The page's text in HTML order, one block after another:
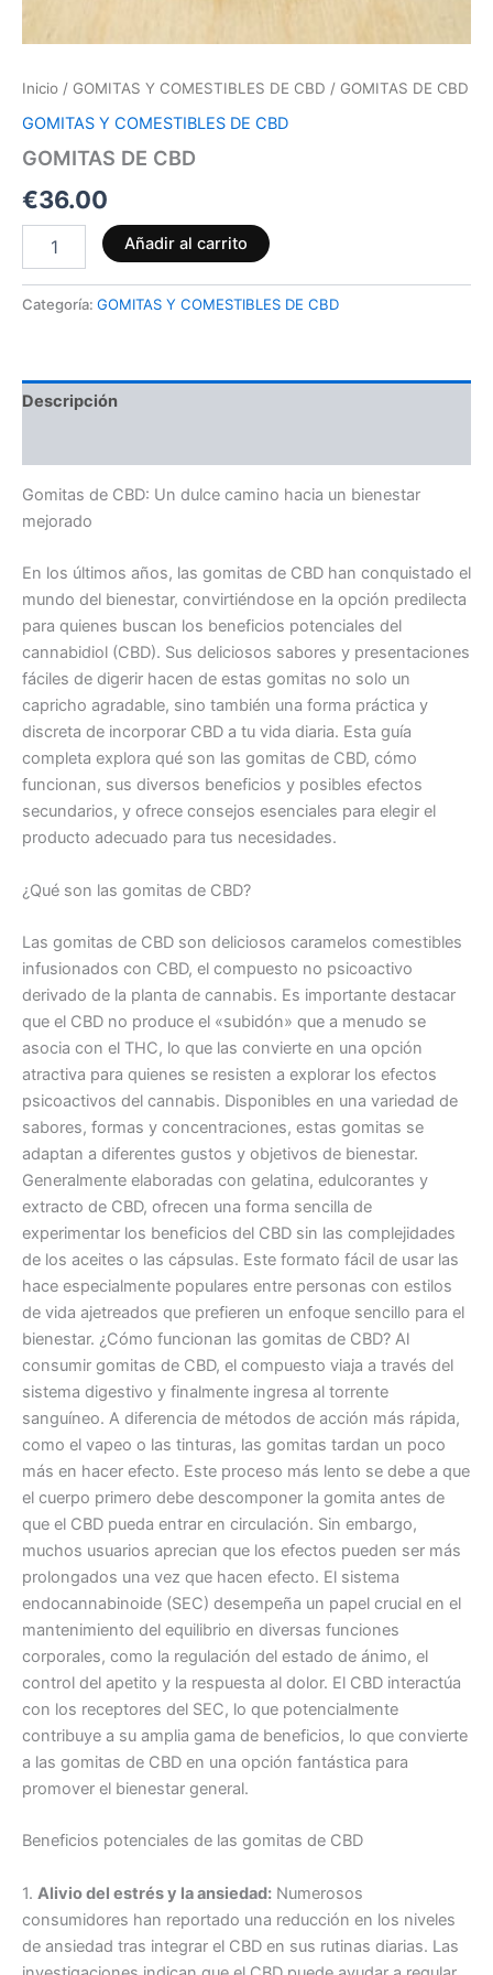
Inicio / GOMITAS Y COMESTIBLES DE CBD / GOMITAS DE CBD
GOMITAS Y COMESTIBLES DE CBD
GOMITAS DE CBD
€36.00
Añadir al carrito
Categoría: GOMITAS Y COMESTIBLES DE CBD
Descripción
Gomitas de CBD: Un dulce camino hacia un bienestar
mejorado
En los últimos años, las gomitas de CBD han conquistado el
mundo del bienestar, convirtiéndose en la opción predilecta
para quienes buscan los beneficios potenciales del
cannabidiol (CBD). Sus deliciosos sabores y presentaciones
fáciles de digerir hacen de estas gomitas no solo un
capricho agradable, sino también una forma práctica y
discreta de incorporar CBD a tu vida diaria. Esta guía
completa explora qué son las gomitas de CBD, cómo
funcionan, sus diversos beneficios y posibles efectos
secundarios, y ofrece consejos esenciales para elegir el
producto adecuado para tus necesidades.
¿Qué son las gomitas de CBD?
Las gomitas de CBD son deliciosos caramelos comestibles
infusionados con CBD, el compuesto no psicoactivo
derivado de la planta de cannabis. Es importante destacar
que el CBD no produce el «subidón» que a menudo se
asocia con el THC, lo que las convierte en una opción
atractiva para quienes se resisten a explorar los efectos
psicoactivos del cannabis. Disponibles en una variedad de
sabores, formas y concentraciones, estas gomitas se
adaptan a diferentes gustos y objetivos de bienestar.
Generalmente elaboradas con gelatina, edulcorantes y
extracto de CBD, ofrecen una forma sencilla de
experimentar los beneficios del CBD sin las complejidades
de los aceites o las cápsulas. Este formato fácil de usar las
hace especialmente populares entre personas con estilos
de vida ajetreados que prefieren un enfoque sencillo para el
bienestar. ¿Cómo funcionan las gomitas de CBD? Al
consumir gomitas de CBD, el compuesto viaja a través del
sistema digestivo y finalmente ingresa al torrente
sanguíneo. A diferencia de métodos de acción más rápida,
como el vapeo o las tinturas, las gomitas tardan un poco
más en hacer efecto. Este proceso más lento se debe a que
el cuerpo primero debe descomponer la gomita antes de
que el CBD pueda entrar en circulación. Sin embargo,
muchos usuarios aprecian que los efectos pueden ser más
prolongados una vez que hacen efecto. El sistema
endocannabinoide (SEC) desempeña un papel crucial en el
mantenimiento del equilibrio en diversas funciones
corporales, como la regulación del estado de ánimo, el
control del apetito y la respuesta al dolor. El CBD interactúa
con los receptores del SEC, lo que potencialmente
contribuye a su amplia gama de beneficios, lo que convierte
a las gomitas de CBD en una opción fantástica para
promover el bienestar general.
Beneficios potenciales de las gomitas de CBD
1. Alivio del estrés y la ansiedad: Numerosos
consumidores han reportado una reducción en los niveles
de ansiedad tras integrar el CBD en sus rutinas diarias. Las